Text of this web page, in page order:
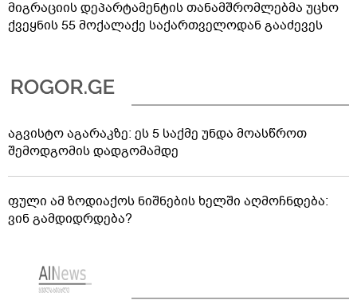
მიგრაციის დეპარტამენტის თანამშრომლებმა უცხო
ქვეყნის 55 მოქალაქე საქართველოდან გააძევეს
აგვისტო აგარაკზე: ეს 5 საქმე უნდა მოასწროთ
შემოდგომის დადგომამდე
ფული ამ ზოდიაქოს ნიშნების ხელში აღმოჩნდება:
ვინ გამდიდრდება?